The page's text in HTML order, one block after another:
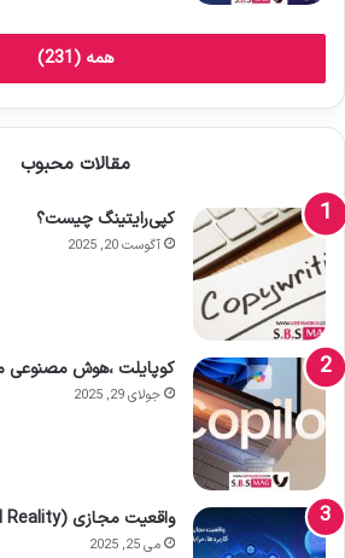
همه (231)
مقالات محبوب
کپی‌رایتینگ چیست؟
آگوست 20, 2025
کوپایلت ،هوش مصنوعی
جولای 29, 2025
واقعیت مجازی (Virtual Reality) چیست؟
می 25, 2025